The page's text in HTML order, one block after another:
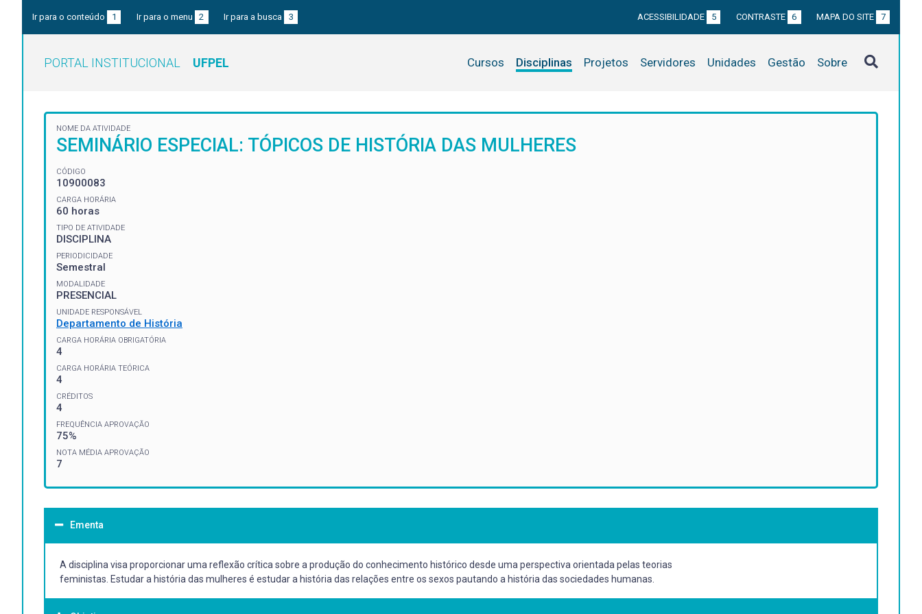
Ir para o conteúdo 1 Ir para o menu 2 Ir para a busca 3 ACESSIBILIDADE 5 CONTRASTE 6 MAPA DO SITE 7
PORTAL INSTITUCIONAL UFPEL Cursos Disciplinas Projetos Servidores Unidades Gestão Sobre
NOME DA ATIVIDADE
SEMINÁRIO ESPECIAL: TÓPICOS DE HISTÓRIA DAS MULHERES
CÓDIGO
10900083
CARGA HORÁRIA
60 horas
TIPO DE ATIVIDADE
DISCIPLINA
PERIODICIDADE
Semestral
MODALIDADE
PRESENCIAL
UNIDADE RESPONSÁVEL
Departamento de História
CARGA HORÁRIA OBRIGATÓRIA
4
CARGA HORÁRIA TEÓRICA
4
CRÉDITOS
4
FREQUÊNCIA APROVAÇÃO
75%
NOTA MÉDIA APROVAÇÃO
7
Ementa
A disciplina visa proporcionar uma reflexão crítica sobre a produção do conhecimento histórico desde uma perspectiva orientada pelas teorias
feministas. Estudar a história das mulheres é estudar a história das relações entre os sexos pautando a história das sociedades humanas.